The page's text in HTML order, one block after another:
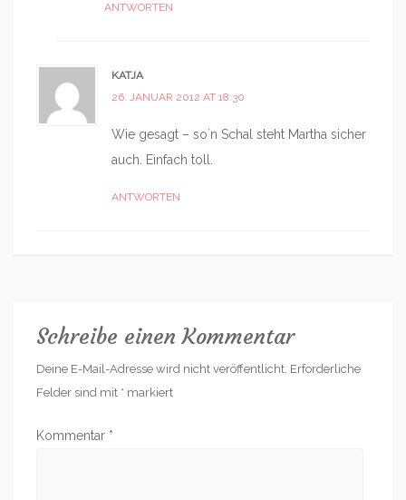
ANTWORTEN
KATJA
26. JANUAR 2012 AT 18:30
Wie gesagt – so´n Schal steht Martha sicher
auch. Einfach toll.
ANTWORTEN
Schreibe einen Kommentar
Deine E-Mail-Adresse wird nicht veröffentlicht. Erforderliche
Felder sind mit * markiert
Kommentar *